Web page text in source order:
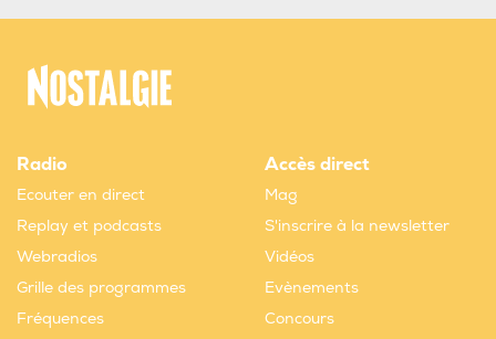
Radio
Ecouter en direct
Replay et podcasts
Webradios
Grille des programmes
Fréquences
Accès direct
Mag
S'inscrire à la newsletter
Vidéos
Evènements
Concours